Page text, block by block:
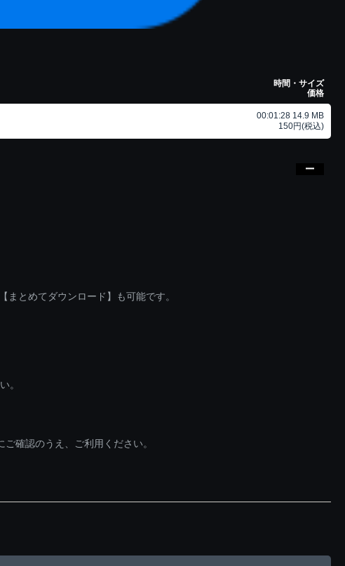
時間・サイズ
価格
00:01:28 14.9 MB
150円(税込)
とめてダウンロード】も可能です。
。
確認のうえ、ご利用ください。